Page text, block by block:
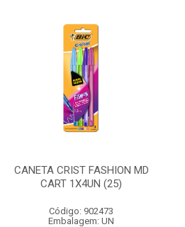
CANETA CRIST FASHION MD
CART 1X4UN (25)
Código: 902473
Embalagem: UN